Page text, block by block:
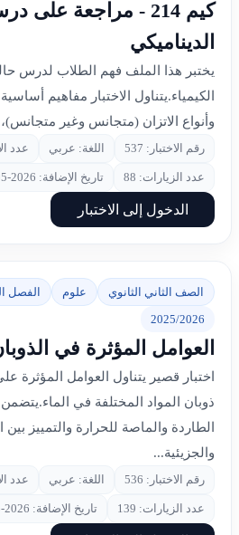
كيم 214 - مراجعة على
الديناميكي
يختبر هذا الملف فهم الطلاب لدرس
الكيمياء.يتناول الاختبار مفاهيم
وأنواع الاتزان (متجانس وغير متجانس)،
رقم الاختبار: 537 اللغة: عربي عدد
عدد الزيارات: 88 تاريخ الإضافة: 2026-05-31
الدخول إلى الاختبار
الصف الثاني الثانوي علوم الفصل
2025/2026
العوامل المؤثرة في
اختبار قصير يتناول العوامل المؤثرة
ذوبان المواد المختلفة في
الطاردة والماصة للحرارة والتمييز بين
والجزيئية...
رقم الاختبار: 536 اللغة: عربي عدد
عدد الزيارات: 139 تاريخ الإضافة: 2026-05-29